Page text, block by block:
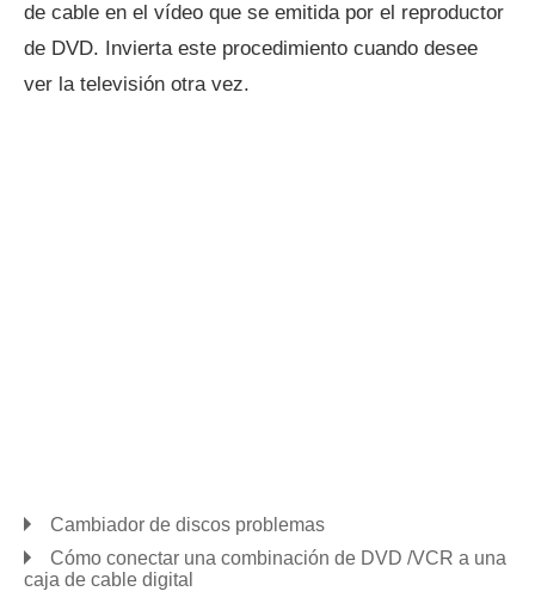
de cable en el vídeo que se emitida por el reproductor
de DVD. Invierta este procedimiento cuando desee
ver la televisión otra vez.
Cambiador de discos problemas
Cómo conectar una combinación de DVD /VCR a una
caja de cable digital